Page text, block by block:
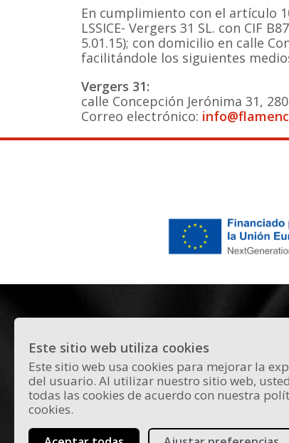
En cumplimiento con el artículo
LSSICE- Vergers 31 SL. con CIF
5.01.15); con domicilio en calle
facilitándole los siguientes
Vergers 31:
calle Concepción Jerónima 31,
Correo electrónico:
Todas las novedades y
sobre el panorama actual del
en Madrid.
Este sitio web utiliza cookies
Este sitio web usa cookies para mejorar la
del usuario. Al utilizar nuestro sitio web,
todas las cookies de acuerdo con nuestra
cookies.